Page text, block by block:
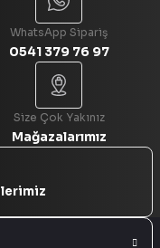
WhatsApp Sipariş
0541 379 76 97
Size Çok Yakınız
Mağazalarımız